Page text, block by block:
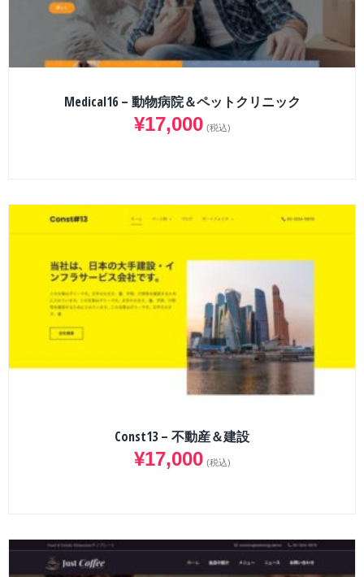
Medical16 – 動物病院＆ペットクリニック
¥17,000 (税込)
Const13 – 不動産＆建設
¥17,000 (税込)